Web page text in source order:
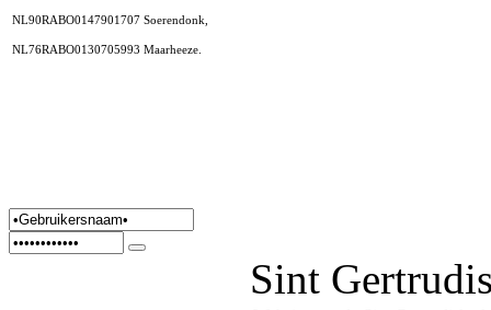
NL90RABO0147901707 Soerendonk,
NL76RABO0130705993 Maarheeze.
Sint